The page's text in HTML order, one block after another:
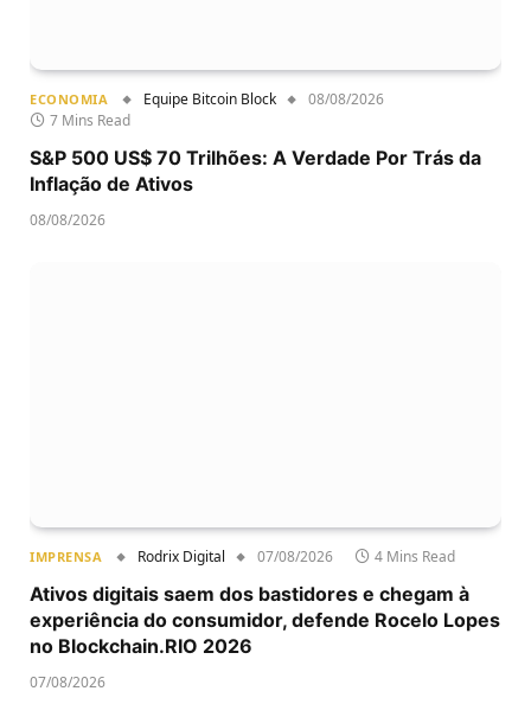
ECONOMIA Equipe Bitcoin Block
08/08/2026
7 Mins Read
S&P 500 US$ 70 Trilhões: A Verdade Por Trás da
Inflação de Ativos
08/08/2026
IMPRENSA Rodrix Digital 07/08/2026 4 Mins Read
Ativos digitais saem dos bastidores e chegam à
experiência do consumidor, defende Rocelo Lopes
no Blockchain.RIO 2026
07/08/2026